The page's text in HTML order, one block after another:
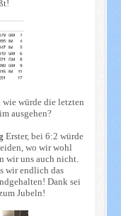
würde die letzten
ausgehen?
Erster, bei 6:2 würde
wo wir wohl
wir uns auch nicht.
wir endlich das
Dank sei
Jubeln!